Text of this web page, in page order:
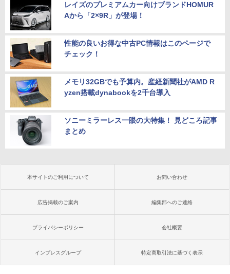
レイズのプレミアムカー向けブランドHOMUR
Aから「2×9R」が登場！
性能の良いお得な中古PC情報はこのページで
チェック！
メモリ32GBでも予算内。産経新聞社がAMD R
yzen搭載dynabookを2千台導入
ソニーミラーレス一眼の大特集！ 見どころ記事
まとめ
本サイトのご利用について お問い合わせ
広告掲載のご案内 編集部へのご連絡
プライバシーポリシー 会社概要
インプレスグループ 特定商取引法に基づく表示